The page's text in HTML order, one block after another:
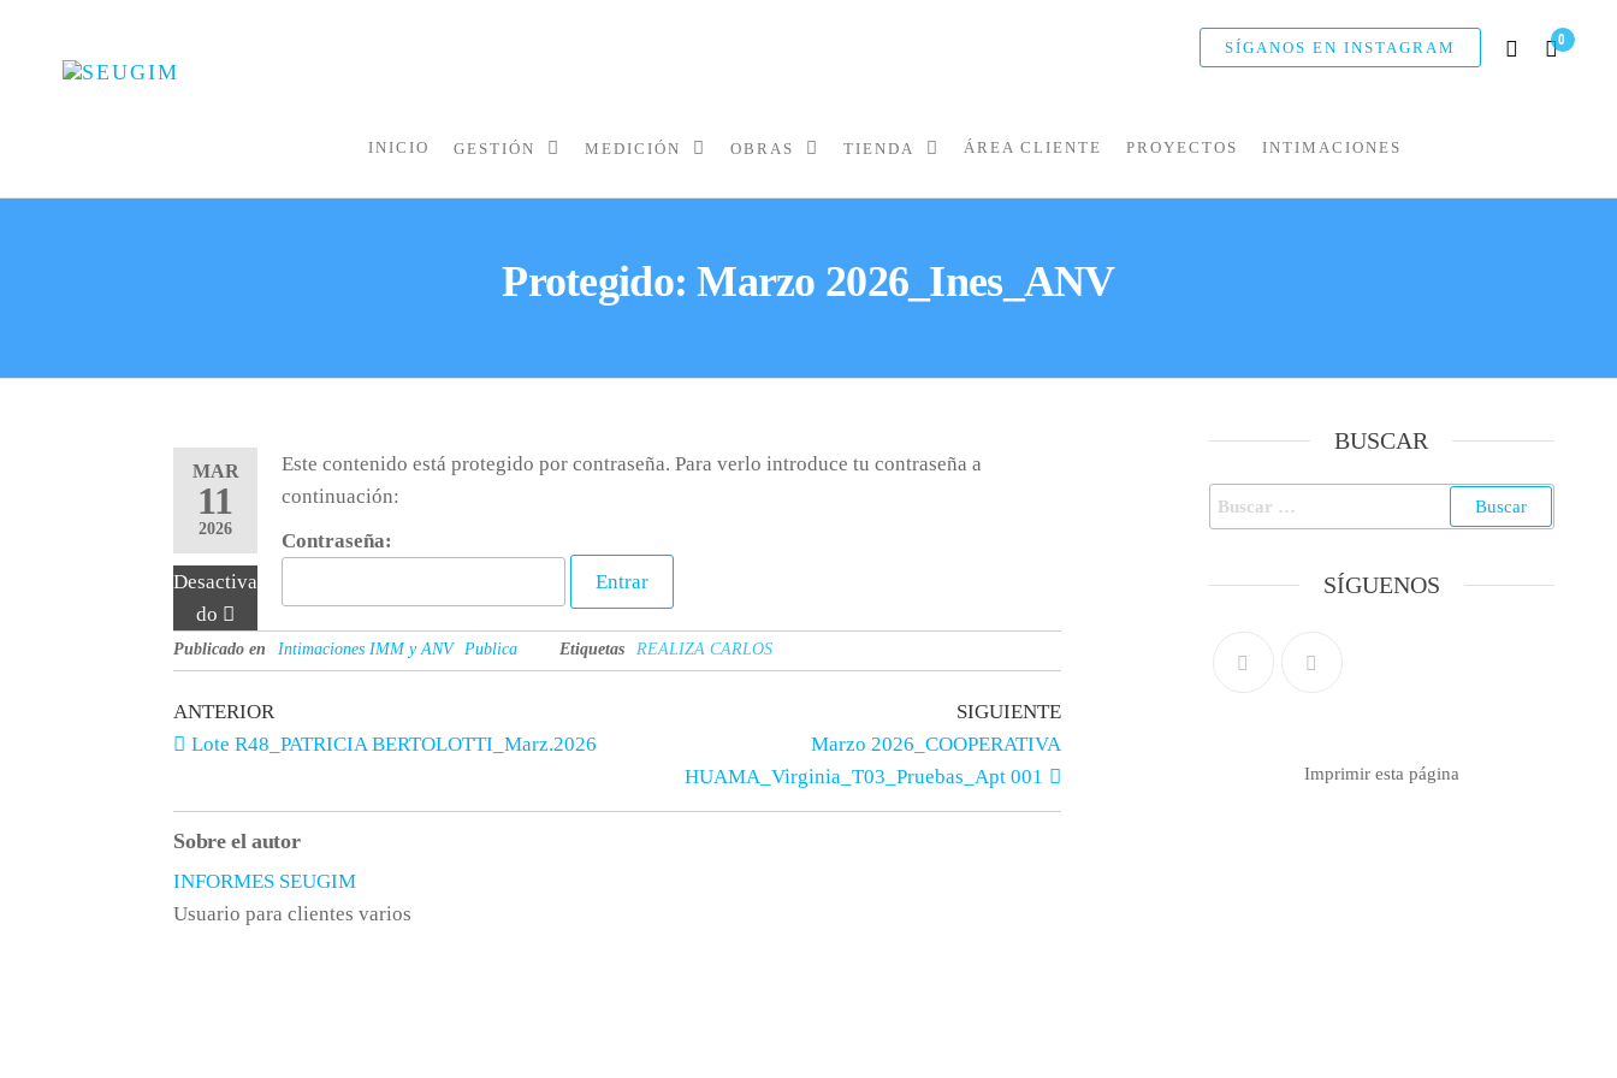
0
SÍGANOS EN INSTAGRAM
INICIO GESTIÓN MEDICIÓN OBRAS TIENDA ÁREA CLIENTE PROYECTOS INTIMACIONES
Protegido: Marzo 2026_Ines_ANV
MAR
11
2026
Desactiva
do
Este contenido está protegido por contraseña. Para verlo introduce tu contraseña a
continuación:
Contraseña:
Publicado en Intimaciones IMM y ANV Publica Etiquetas REALIZA CARLOS
ANTERIOR
Lote R48_PATRICIA BERTOLOTTI_Marz.2026
SIGUIENTE
Marzo 2026_COOPERATIVA
HUAMA_Virginia_T03_Pruebas_Apt 001
Sobre el autor
INFORMES SEUGIM
Usuario para clientes varios
BUSCAR
SÍGUENOS
Imprimir esta página